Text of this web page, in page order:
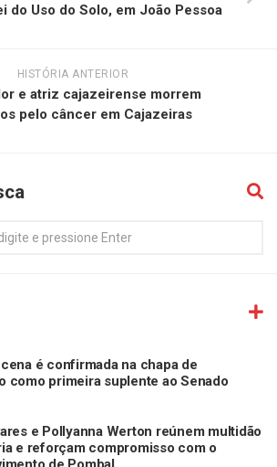
do Uso do Solo, em João Pessoa
HISTÓRIA ANTERIOR
e atriz cajazeirense morrem
pelo câncer em Cajazeiras
é confirmada na chapa de
como primeira suplente ao Senado
e Pollyanna Werton reúnem multidão
e reforçam compromisso com o